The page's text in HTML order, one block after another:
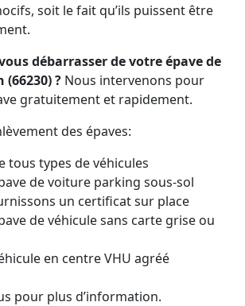
soit le fait qu’ils puissent être
débarrasser de votre épave de
(66230) ? Nous intervenons pour
gratuitement et rapidement.
des épaves:
tous types de véhicules
de voiture parking sous-sol
un certificat sur place
de véhicule sans carte grise ou
en centre VHU agréé
pour plus d’information.